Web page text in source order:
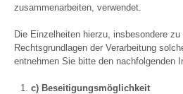
zusammenarbeiten, verwendet.
Die Einzelheiten hierzu, insbesondere
Rechtsgrundlagen der Verarbeitung
entnehmen Sie bitte den nachfolgenden
c) Beseitigungsmöglichkeit